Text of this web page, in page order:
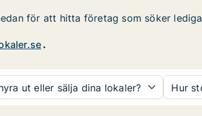
för att hitta företag som söker
.
ut eller sälja dina lokaler? Hur